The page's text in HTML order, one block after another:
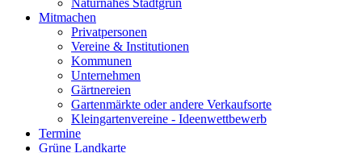
Naturnahes Stadtgrün
Mitmachen
Privatpersonen
Vereine & Institutionen
Kommunen
Unternehmen
Gärtnereien
Gartenmärkte oder andere Verkaufsorte
Kleingartenvereine - Ideenwettbewerb
Termine
Grüne Landkarte